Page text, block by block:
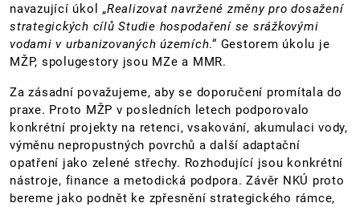
navazující úkol „Realizovat navržené změny pro dosažení
strategických cílů Studie hospodaření se srážkovými
vodami v urbanizovaných územích.“ Gestorem úkolu je
MŽP, spolugestory jsou MZe a MMR.
Za zásadní považujeme, aby se doporučení promítala do
praxe. Proto MŽP v posledních letech podporovalo
konkrétní projekty na retenci, vsakování, akumulaci vody,
výměnu nepropustných povrchů a další adaptační
opatření jako zelené střechy. Rozhodující jsou konkrétní
nástroje, finance a metodická podpora. Závěr NKÚ proto
bereme jako podnět ke zpřesnění strategického rámce,